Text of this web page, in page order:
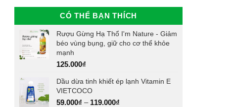
CÓ THỂ BẠN THÍCH
Rượu Gừng Hạ Thổ I'm Nature - Giảm
béo vùng bụng, giữ cho cơ thể khỏe
mạnh
125.000₫
Dầu dừa tinh khiết ép lạnh Vitamin E
VIETCOCO
59.000₫ – 119.000₫